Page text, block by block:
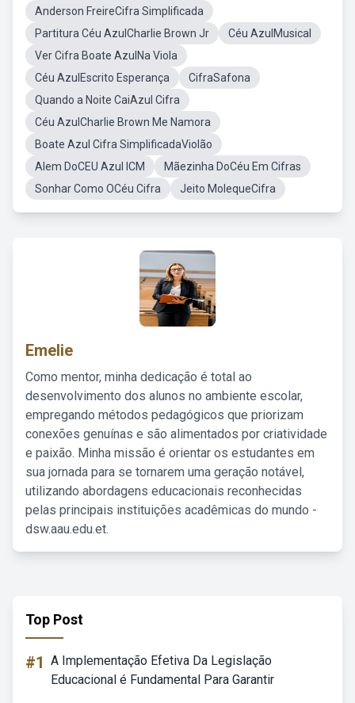
Anderson FreireCifra Simplificada
Partitura Céu AzulCharlie Brown Jr
Céu AzulMusical
Ver Cifra Boate AzulNa Viola
Céu AzulEscrito Esperança
CifraSafona
Quando a Noite CaiAzul Cifra
Céu AzulCharlie Brown Me Namora
Boate Azul Cifra SimplificadaViolão
Alem DoCEU Azul ICM
Mãezinha DoCéu Em Cifras
Sonhar Como OCéu Cifra
Jeito MolequeCifra
Emelie
Como mentor, minha dedicação é total ao
desenvolvimento dos alunos no ambiente escolar,
empregando métodos pedagógicos que priorizam
conexões genuínas e são alimentados por criatividade
e paixão. Minha missão é orientar os estudantes em
sua jornada para se tornarem uma geração notável,
utilizando abordagens educacionais reconhecidas
pelas principais instituições acadêmicas do mundo -
dsw.aau.edu.et.
Top Post
#1 A Implementação Efetiva Da Legislação
Educacional é Fundamental Para Garantir